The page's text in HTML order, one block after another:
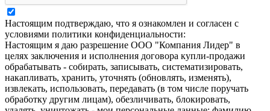
Настоящим подтверждаю, что я ознакомлен и согласен с
условиями политики конфиденциальности:
Настоящим я даю разрешение ООО "Компания Лидер" в
целях заключения и исполнения договора купли-продажи
обрабатывать - собирать, записывать, систематизировать,
накапливать, хранить, уточнять (обновлять, изменять),
извлекать, использовать, передавать (в том числе поручать
обработку другим лицам), обезличивать, блокировать,